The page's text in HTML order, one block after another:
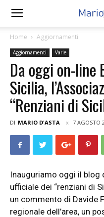
Home Aggiornamenti
Aggiornamenti Varie
Da oggi on-line
Sicilia,
“Renziani di
DI MARIO D'ASTA 7 AGOSTO
Inauguriamo oggi il blog
ufficiale dei “renziani di
un commento di Davide
regionale dell’area, un